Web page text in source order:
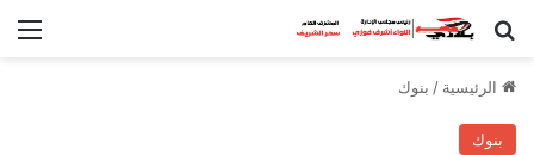
بحث عن
الرئيسية / بنوك
بنوك